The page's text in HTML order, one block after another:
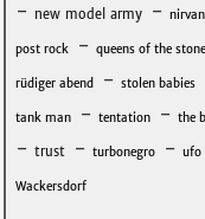
- new model army -
post rock - queens of the
rüdiger abend - stolen babies
tank man - tentation - the
- trust - turbonegro - ufo
Wackersdorf